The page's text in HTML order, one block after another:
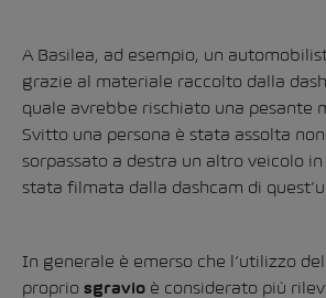
A Basilea, ad esempio, un
grazie al materiale raccolto dalla
quale avrebbe rischiato una pesante
Svitto una persona è stata assolta
sorpassato a destra un altro veicolo
stata filmata dalla dashcam di
In generale è emerso che l’utilizzo
proprio sgravio è considerato più